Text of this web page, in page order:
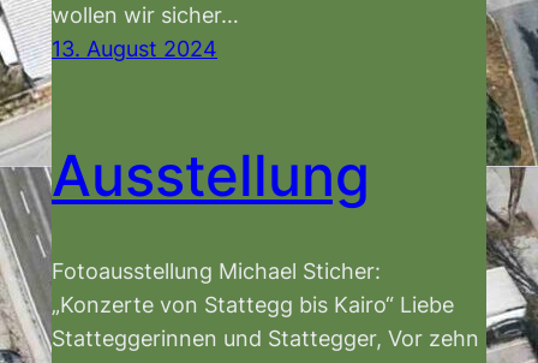
wollen wir sicher…
13. August 2024
Ausstellung
Fotoausstellung Michael Sticher:
„Konzerte von Stattegg bis Kairo“ Liebe
Statteggerinnen und Stattegger, Vor zehn